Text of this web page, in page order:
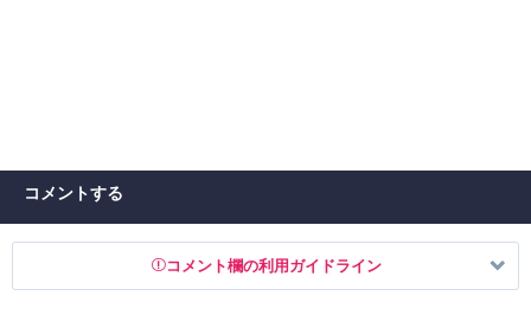
コメントする
コメント欄の利用ガイドライン